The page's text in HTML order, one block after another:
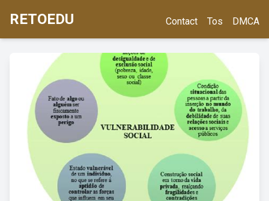
RETOEDU Contact Tos DMCA